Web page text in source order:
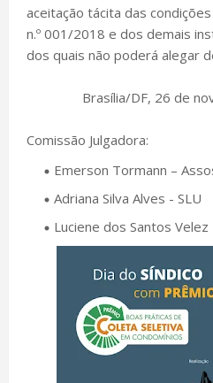
aceitação tácita das
n.º 001/2018 e dos demais
dos quais não poderá alegar
Brasília/DF, 26 de
Comissão Julgadora:
Emerson Tormann –
Adriana Silva Alves - SLU
Luciene dos Santos Velez